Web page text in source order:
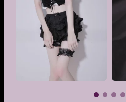
Couleur Noir
Matière
Femme